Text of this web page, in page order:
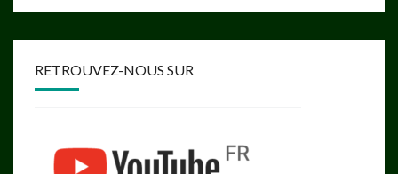
RETROUVEZ-NOUS SUR